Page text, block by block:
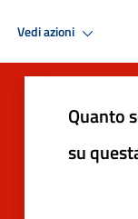
Vedi azioni
Quanto
su